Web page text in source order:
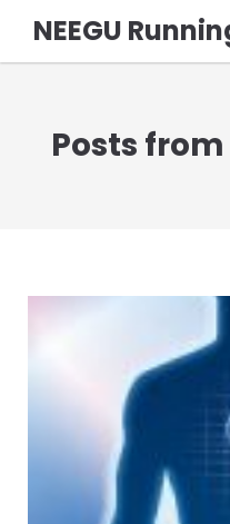
NEEGU
Posts from